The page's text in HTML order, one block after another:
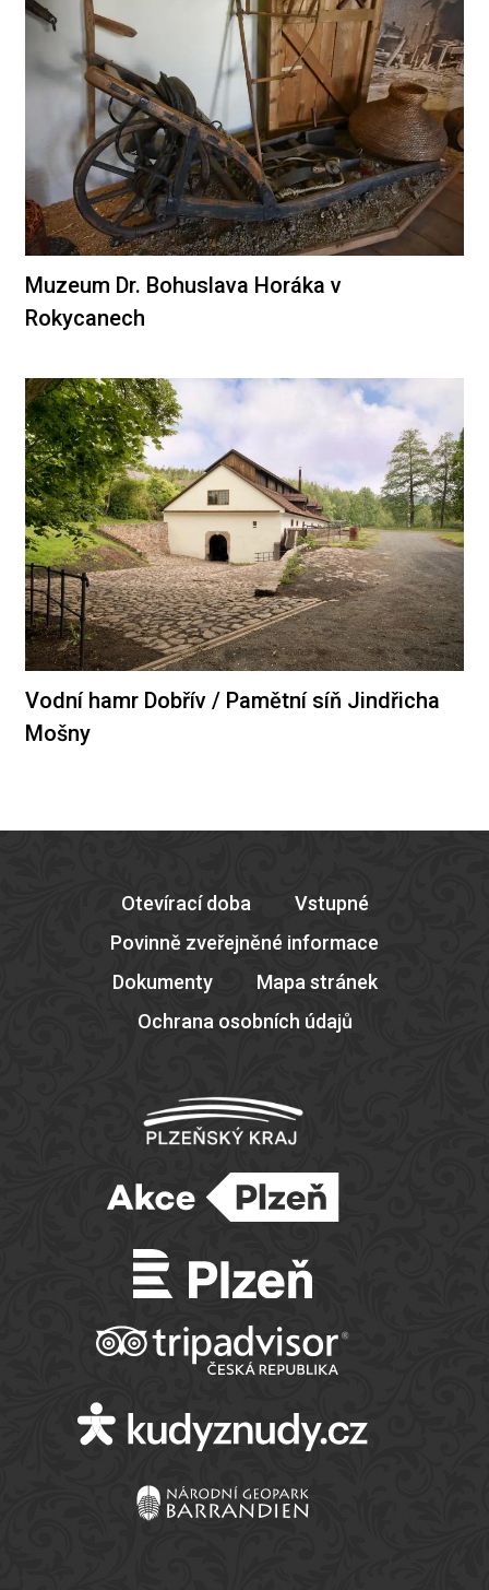
Muzeum Dr. Bohuslava Horáka v
Rokycanech
Vodní hamr Dobřív / Pamětní síň Jindřicha
Mošny
Otevírací doba
Vstupné
Povinně zveřejněné informace
Dokumenty
Mapa stránek
Ochrana osobních údajů